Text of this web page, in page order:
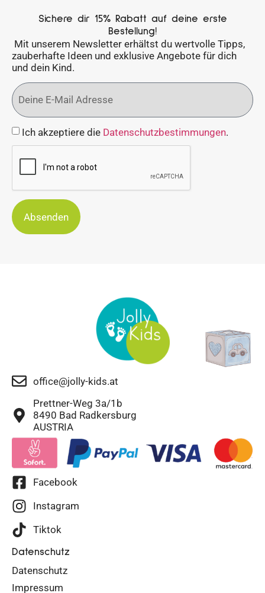
Sichere dir 15% Rabatt auf deine erste
Bestellung!
Mit unserem Newsletter erhältst du wertvolle Tipps,
zauberhafte Ideen und exklusive Angebote für dich
und dein Kind.
Ich akzeptiere die Datenschutzbestimmungen.
Absenden
office@jolly-kids.at
Prettner-Weg 3a/1b
8490 Bad Radkersburg
AUSTRIA
Facebook
Instagram
Tiktok
Datenschutz
Datenschutz
Impressum